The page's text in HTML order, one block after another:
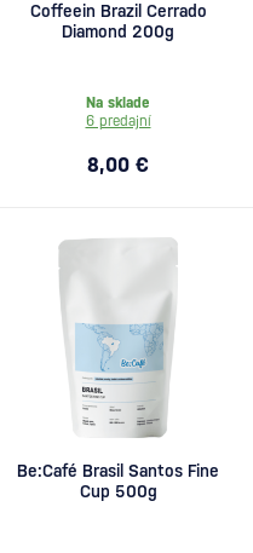
Coffeein Brazil Cerrado
Diamond 200g
Na sklade
6 predajní
8,00 €
Be:Café Brasil Santos Fine
Cup 500g